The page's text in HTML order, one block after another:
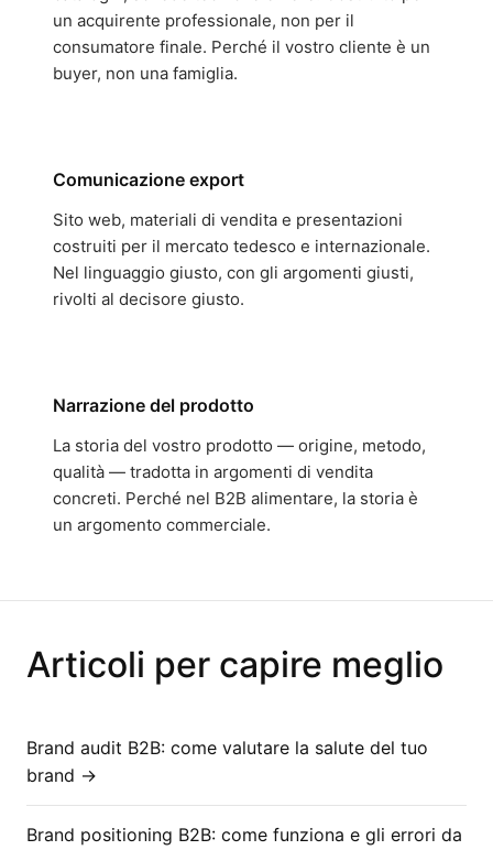
un acquirente professionale, non per il
consumatore finale. Perché il vostro cliente è un
buyer, non una famiglia.
Comunicazione export
Sito web, materiali di vendita e presentazioni
costruiti per il mercato tedesco e internazionale.
Nel linguaggio giusto, con gli argomenti giusti,
rivolti al decisore giusto.
Narrazione del prodotto
La storia del vostro prodotto — origine, metodo,
qualità — tradotta in argomenti di vendita
concreti. Perché nel B2B alimentare, la storia è
un argomento commerciale.
Articoli per capire meglio
Brand audit B2B: come valutare la salute del tuo
brand →
Brand positioning B2B: come funziona e gli errori da